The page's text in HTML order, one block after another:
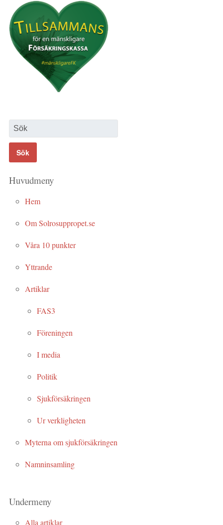
Huvudmeny
Hem
Om Solrosuppropet.se
Våra 10 punkter
Yttrande
Artiklar
FAS3
Föreningen
I media
Politik
Sjukförsäkringen
Ur verkligheten
Myterna om sjukförsäkringen
Namninsamling
Undermeny
Alla artiklar